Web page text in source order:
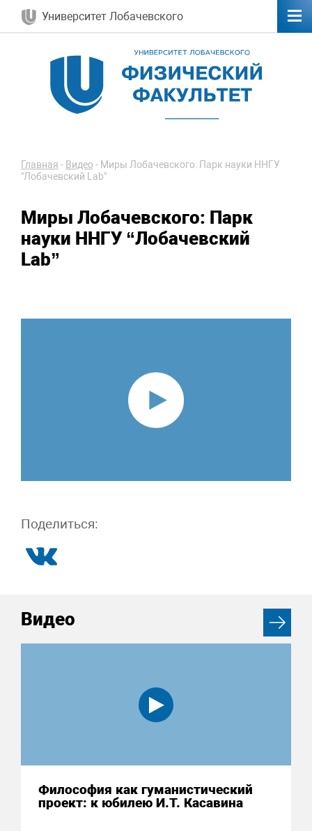
Университет Лобачевского
Главная - Видео - Миры Лобачевского: Парк науки ННГУ
"Лобачевский Lab"
Миры Лобачевского: Парк
науки ННГУ “Лобачевский
Lab”
Поделиться:
Видео
Философия как гуманистический
проект: к юбилею И.Т. Касавина